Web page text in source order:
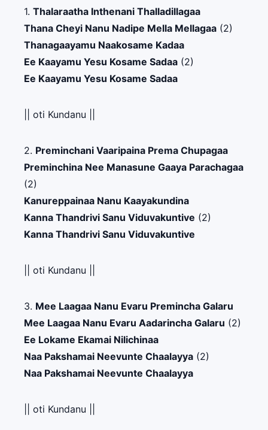
1. Thalaraatha Inthenani Thalladillagaa
Thana Cheyi Nanu Nadipe Mella Mellagaa (2)
Thanagaayamu Naakosame Kadaa
Ee Kaayamu Yesu Kosame Sadaa (2)
Ee Kaayamu Yesu Kosame Sadaa
|| oti Kundanu ||
2. Preminchani Vaaripaina Prema Chupagaa
Preminchina Nee Manasune Gaaya Parachagaa
(2)
Kanureppainaa Nanu Kaayakundina
Kanna Thandrivi Sanu Viduvakuntive (2)
Kanna Thandrivi Sanu Viduvakuntive
|| oti Kundanu ||
3. Mee Laagaa Nanu Evaru Premincha Galaru
Mee Laagaa Nanu Evaru Aadarincha Galaru (2)
Ee Lokame Ekamai Nilichinaa
Naa Pakshamai Neevunte Chaalayya (2)
Naa Pakshamai Neevunte Chaalayya
|| oti Kundanu ||